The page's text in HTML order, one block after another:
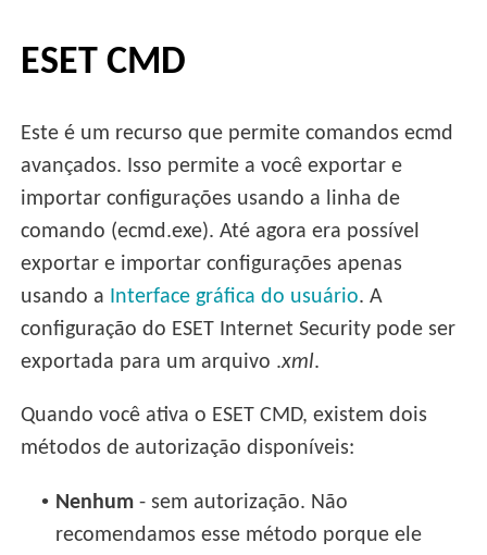
ESET CMD
Este é um recurso que permite comandos ecmd
avançados. Isso permite a você exportar e
importar configurações usando a linha de
comando (ecmd.exe). Até agora era possível
exportar e importar configurações apenas
usando a Interface gráfica do usuário. A
configuração do ESET Internet Security pode ser
exportada para um arquivo .xml.
Quando você ativa o ESET CMD, existem dois
métodos de autorização disponíveis:
• Nenhum - sem autorização. Não
recomendamos esse método porque ele